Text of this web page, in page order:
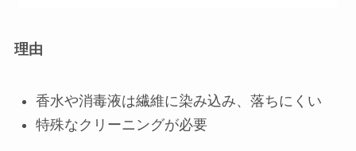
理由
香水や消毒液は繊維に染み込み、落ちにくい
特殊なクリーニングが必要